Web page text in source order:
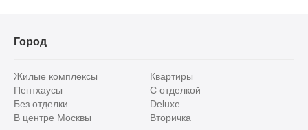
Город
Жилые комплексы
Квартиры
Пентхаусы
С отделкой
Без отделки
Deluxe
В центре Москвы
Вторичка